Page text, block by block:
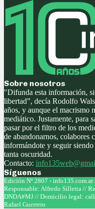
Sobre nosotros
"Difunda esta información,
libertad”, decía Rodolfo
años, y aunque el macrismo
mediático. Justamente, para
pasar por el filtro de los
de abandonarnos, colabores
informándote y seguir
tanta oscuridad.
Contacto:
Síguenos
Facebook
Twitter
Instagram
Youtube
Edición Nº 2807 -
Responsable: Alfredo Silletta //
DNDA#MJ // Domicilio legal:
Rafael Guerrero